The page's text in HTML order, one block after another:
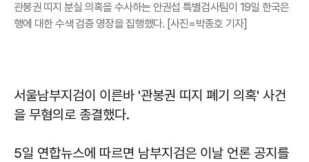
관봉권 띠지 분실 의혹을 수사하는 안권섭 특별검사팀이 19일 한국은
행에 대한 수색 검증 영장을 집행했다. [사진=박종호 기자]
서울남부지검이 이른바 '관봉권 띠지 폐기 의혹' 사건
을 무혐의로 종결했다.
5일 연합뉴스에 따르면 남부지검은 이날 언론 공지를